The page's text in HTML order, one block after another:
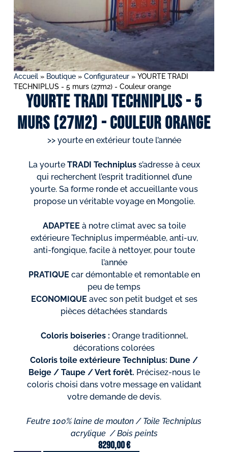
Accueil» Boutique» Configurateur» YOURTE TRADI
TECHNIPLUS - 5 murs (27m2) - Couleur orange
YOURTE TRADI TECHNIPLUS - 5
murs (27m2) - Couleur orange
>> yourte en extérieur toute l’année
La yourte TRADI Technipluss’adresse à ceux
qui recherchent l’esprit traditionnel d’une
yourte. Sa forme ronde et accueillante vous
propose un véritable voyage en Mongolie.
ADAPTEE à notre climat avec sa toile
extérieure Techniplus imperméable, anti-uv,
anti-fongique, facile à nettoyer, pour toute
l’année
PRATIQUE car démontable et remontable en
peu de temps
ECONOMIQUE avec son petit budget et ses
pièces détachées standards
Coloris boiseries : Orange traditionnel,
décorations colorées
Coloris toile extérieure Techniplus: Dune /
Beige / Taupe / Vert forêt. Précisez-nous le
coloris choisi dans votre message en validant
votre demande de devis.
Feutre 100% laine de mouton / Toile Techniplus
acrylique /Bois peints
8290,00€